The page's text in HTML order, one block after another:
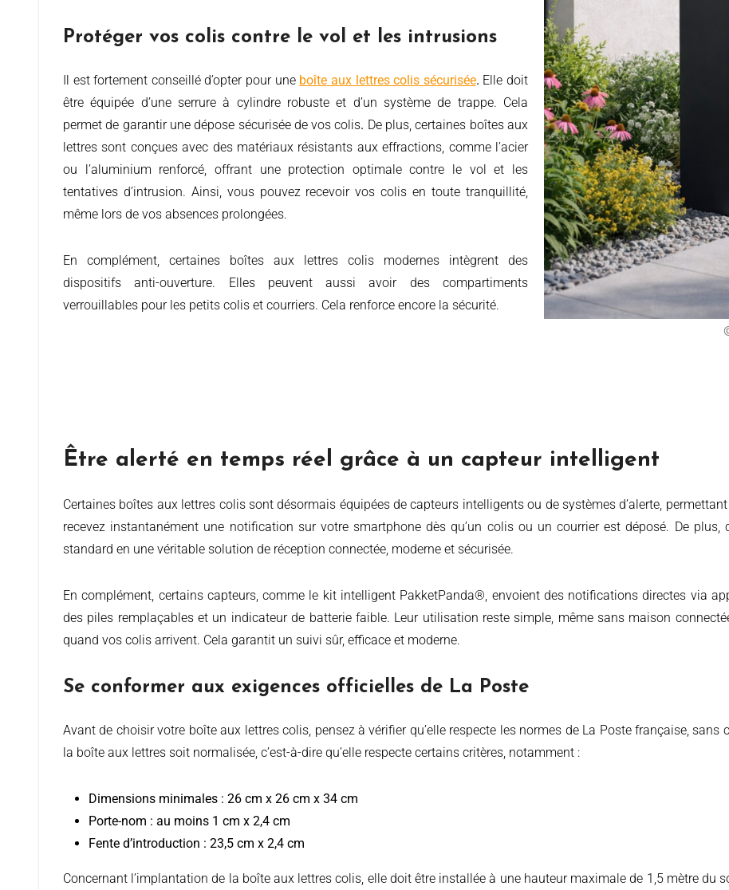
Protéger vos colis contre le vol et les intrusions
Il est fortement conseillé d’opter pour une boîte aux lettres colis sécurisée. Elle doit
être équipée d’une serrure à cylindre robuste et d’un système de trappe. Cela
permet de garantir une dépose sécurisée de vos colis. De plus, certaines boîtes aux
lettres sont conçues avec des matériaux résistants aux effractions, comme l’acier
ou l’aluminium renforcé, offrant une protection optimale contre le vol et les
tentatives d’intrusion. Ainsi, vous pouvez recevoir vos colis en toute tranquillité,
même lors de vos absences prolongées.
En complément, certaines boîtes aux lettres colis modernes intègrent des
dispositifs anti-ouverture. Elles peuvent aussi avoir des compartiments
verrouillables pour les petits colis et courriers. Cela renforce encore la sécurité.
Être alerté en temps réel grâce à un capteur intelligent
Certaines boîtes aux lettres colis sont désormais équipées de capteurs intelligents ou de systèmes d’alerte, permettant de suivre vos livraisons en temps réel. Ainsi, vous
recevez instantanément une notification sur votre smartphone dès qu’un colis ou un courrier est déposé. De
standard en une véritable solution de réception connectée, moderne et sécurisée.
En complément, certains capteurs, comme le kit intelligent PakketPanda®, envoient des notifications directes via
des piles remplaçables et un indicateur de batterie faible. Leur utilisation reste simple, même sans maison
quand vos colis arrivent. Cela garantit un suivi sûr, efficace et moderne.
Se conformer aux exigences officielles de La Poste
Avant de choisir votre boîte aux lettres colis, pensez à vérifier qu’elle respecte les normes de La Poste française, sans compromettre l’esthétique. En effet, il est exigé que
la boîte aux lettres soit normalisée, c’est-à-dire qu’elle respecte certains critères, notamment :
Dimensions minimales : 26 cm x 26 cm x 34 cm
Porte-nom : au moins 1 cm x 2,4 cm
Fente d’introduction : 23,5 cm x 2,4 cm
Concernant l’implantation de la boîte aux lettres colis, elle doit être installée à une hauteur maximale de 1,5 mètre du